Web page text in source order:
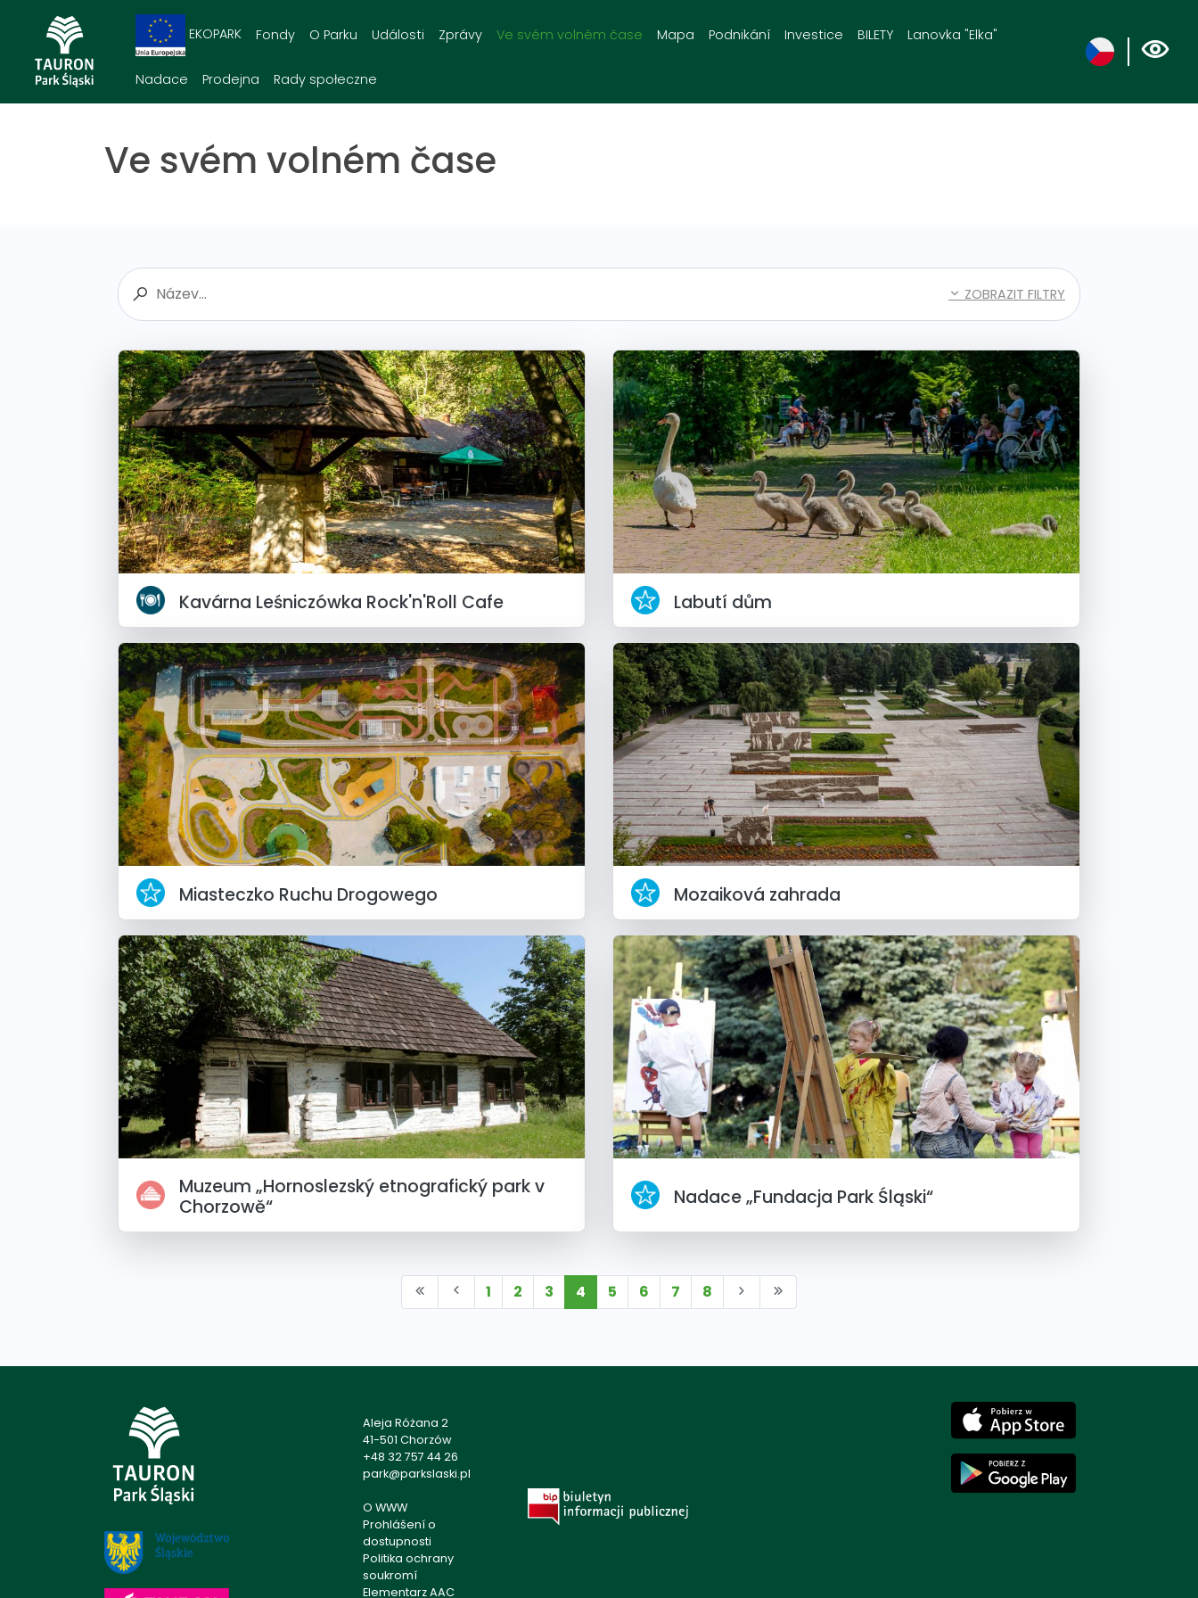
EKOPARK Fondy O Parku Události Zprávy Ve svém volném čase Mapa Podnikání Investice BILETY Lanovka "Elka"
Nadace Prodejna Rady społeczne
Ve svém volném čase
ZOBRAZIT FILTRY
Kavárna Leśniczówka Rock'n'Roll Cafe Labutí dům
Miasteczko Ruchu Drogowego Mozaiková zahrada
Muzeum „Hornoslezský etnografický park v
Chorzowě“
Nadace „Fundacja Park Śląski“
1 2 3 4 5 6 7 8
Aleja Różana 2
41-501 Chorzów
+48 32 757 44 26
park@parkslaski.pl
O WWW
Prohlášení o
dostupnosti
Politika ochrany
soukromí
Elementarz AAC